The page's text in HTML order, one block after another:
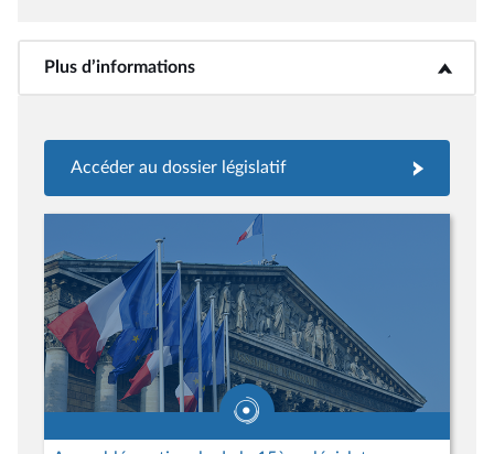
Plus d’informations<b>Plus d’informations</b>
Accéder au dossier législatif